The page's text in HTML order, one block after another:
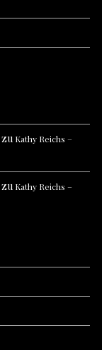
zu Kathy Reichs –
zu Kathy Reichs –